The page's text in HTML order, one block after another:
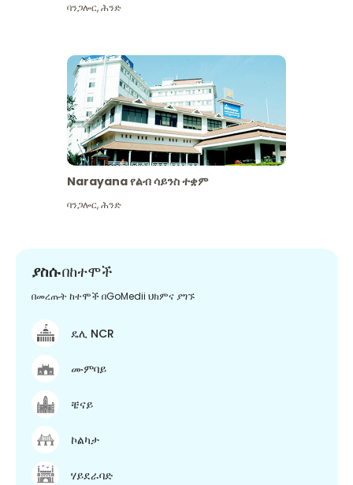
ባንጋሎር,ሕንድ
Narayana የልብ ሳይንስ ተቋም
ባንጋሎር,ሕንድ
ያስሱበከተሞች
በመረጡት ከተሞች በGoMedii ህክምና ያግኙ
ዴሊ NCR
ሙምባይ
ቼናይ
ኮልካታ
ሃይደራባድ